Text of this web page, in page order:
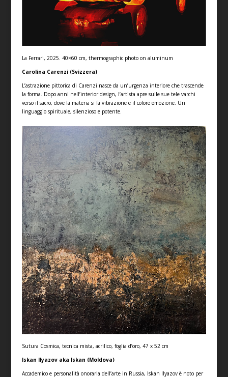
La Ferrari, 2025. 40×60 cm, thermographic photo on aluminum
Carolina Carenzi (Svizzera)
L’astrazione pittorica di Carenzi nasce da un’urgenza interiore che trascende
la forma. Dopo anni nell’interior design, l’artista apre sulle sue tele varchi
verso il sacro, dove la materia si fa vibrazione e il colore emozione. Un
linguaggio spirituale, silenzioso e potente.
Sutura Cosmica, tecnica mista, acrilico, foglia d’oro, 47 x 52 cm
Iskan Ilyazov aka Iskan (Moldova)
Accademico e personalità onoraria dell’arte in Russia, Iskan Ilyazov è noto per